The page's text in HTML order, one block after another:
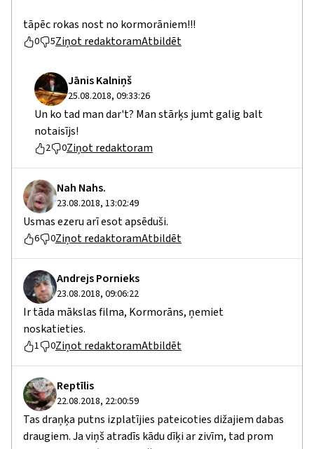
tāpēc rokas nost no kormorāniem!!!
0 5Ziņot redaktoramAtbildēt
Jānis Kalniņš
25.08.2018, 09:33:26
Un ko tad man dar't? Man stārķs jumt galig balt
notaisījs!
2 0Ziņot redaktoram
Nah Nahs.
23.08.2018, 13:02:49
Usmas ezeru arī esot apsēduši.
6 0Ziņot redaktoramAtbildēt
Andrejs Pornieks
23.08.2018, 09:06:22
Ir tāda mākslas filma, Kormorāns, ņemiet
noskatieties.
1 0Ziņot redaktoramAtbildēt
Reptīlis
22.08.2018, 22:00:59
Tas draņķa putns izplatījies pateicoties dižajiem dabas
draugiem. Ja viņš atradīs kādu dīķi ar zivīm, tad prom